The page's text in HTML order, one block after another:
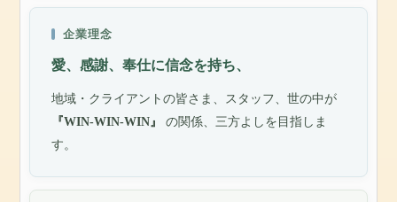
企業理念
愛、感謝、奉仕に信念を持ち、
地域・クライアントの皆さま、スタッフ、世の中が
『WIN-WIN-WIN』
の関係、三方よしを目指しま
す。